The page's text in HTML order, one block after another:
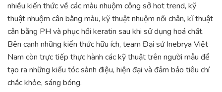
nhiều kiến thức về các màu nhuộm công sở hot trend, kỹ
thuật nhuộm cân bằng màu, kỹ thuật nhuộm nối chân, kĩ thuật
cân bằng PH và phục hồi keratin sau khi sử dụng hoá chất.
Bên cạnh những kiến thức hữu ích, team Đại sứ Inebrya Việt
Nam còn trực tiếp thực hành các kỹ thuật trên người mẫu để
tạo ra những kiểu tóc sành điệu, hiện đại và đảm bảo tiêu chí
chắc khỏe, sáng bóng.